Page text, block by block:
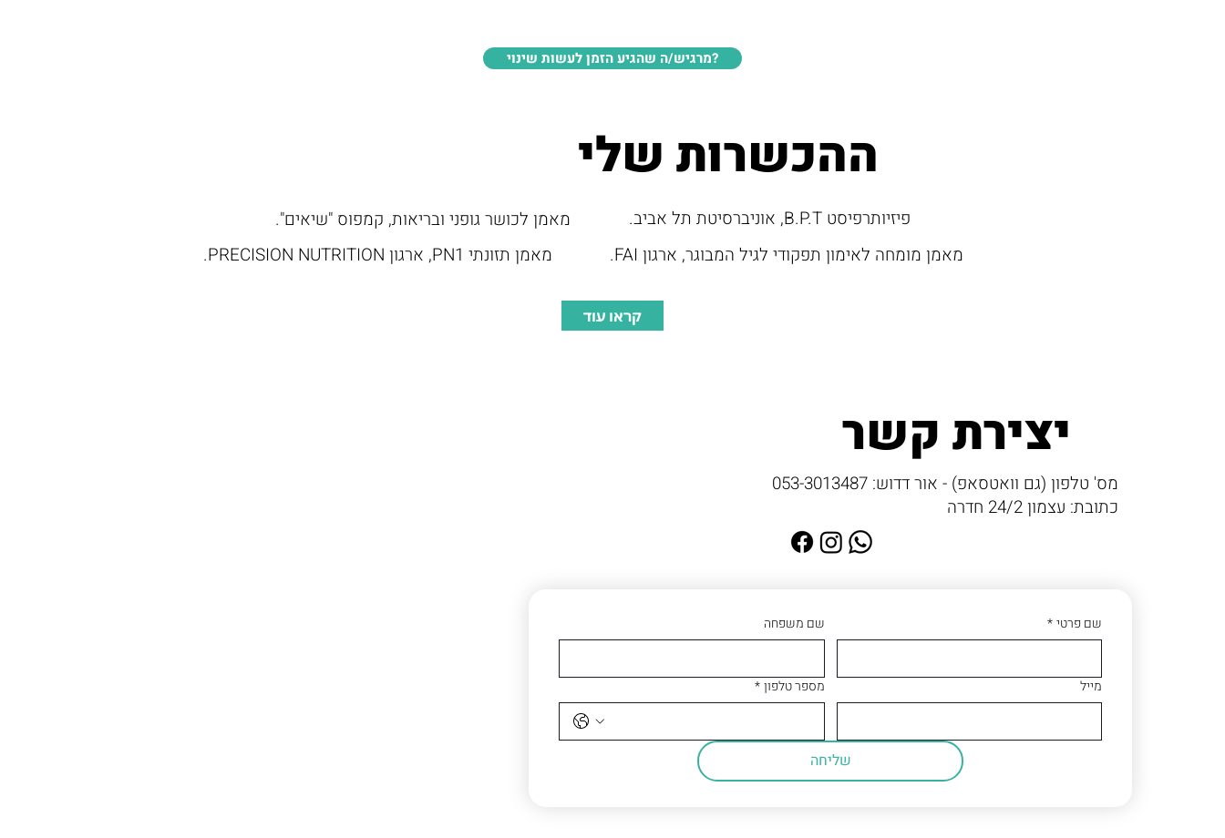
?מרגיש/ה שהגיע הזמן לעשות שינוי
ההכשרות שלי
מאמן לכושר גופני ובריאות, קמפוס "שיאים".
פיזיותרפיסט B.P.T, אוניברסיטת תל אביב.
מאמן תזונתי PN1, ארגון PRECISION NUTRITION.
מאמן מומחה לאימון תפקודי לגיל המבוגר, ארגון FAI.
קראו עוד
יצירת קשר
מס' טלפון (גם וואטסאפ) - אור דדוש: 053-3013487
כתובת: עצמון 24/2 חדרה
שם פרטי* שם משפחה
מייל מספר טלפון *
שליחה